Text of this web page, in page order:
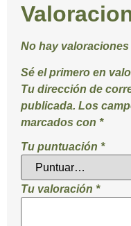
No hay valoraciones
Sé el primero en
Tu dirección de
publicada. Los
marcados con *
Tu puntuación *
Tu valoración *